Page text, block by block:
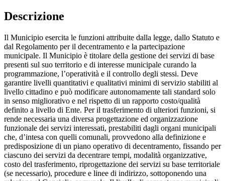
Descrizione
Il Municipio esercita le funzioni attribuite dalla legge, dallo Statuto e
dal Regolamento per il decentramento e la partecipazione
municipale. Il Municipio è titolare della gestione dei servizi di base
presenti sul suo territorio e di interesse municipale curando la
programmazione, l’operatività e il controllo degli stessi. Deve
garantire livelli quantitativi e qualitativi minimi di servizio stabiliti al
livello cittadino e può modificare autonomamente tali standard solo
in senso migliorativo e nel rispetto di un rapporto costo/qualità
definito a livello di Ente. Per il trasferimento di ulteriori funzioni, si
rende necessaria una diversa progettazione ed organizzazione
funzionale dei servizi interessati, prestabiliti dagli organi municipali
che, d’intesa con quelli comunali, provvedono alla definizione e
predisposizione di un piano operativo di decentramento, fissando per
ciascuno dei servizi da decentrare tempi, modalità organizzative,
costo del trasferimento, riprogettazione dei servizi su base territoriale
(se necessario), procedure e linee di indirizzo, sottoponendo una